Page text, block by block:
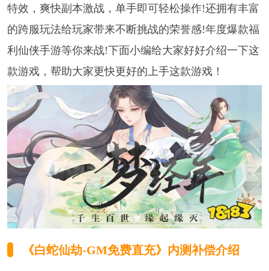
特效，爽快副本激战，单手即可轻松操作!还拥有丰富
的跨服玩法给玩家带来不断挑战的荣誉感!年度爆款福
利仙侠手游等你来战!下面小编给大家好好介绍一下这
款游戏，帮助大家更快更好的上手这款游戏！
《白蛇仙劫-GM免费直充》内测补偿介绍